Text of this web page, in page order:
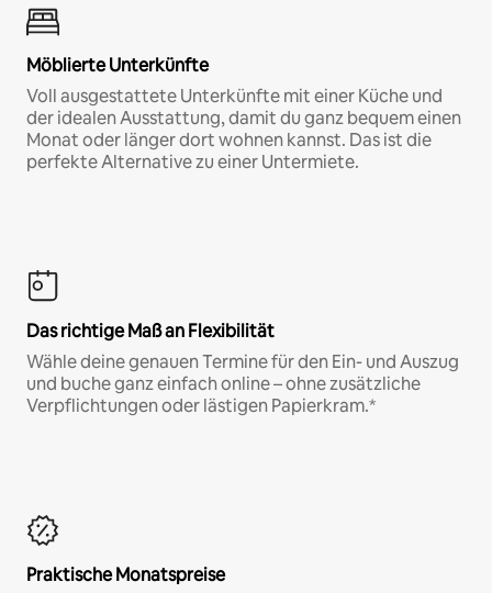
Möblierte Unterkünfte
Voll ausgestattete Unterkünfte mit einer Küche und
der idealen Ausstattung, damit du ganz bequem einen
Monat oder länger dort wohnen kannst. Das ist die
perfekte Alternative zu einer Untermiete.
Das richtige Maß an Flexibilität
Wähle deine genauen Termine für den Ein- und Auszug
und buche ganz einfach online – ohne zusätzliche
Verpflichtungen oder lästigen Papierkram.*
Praktische Monatspreise